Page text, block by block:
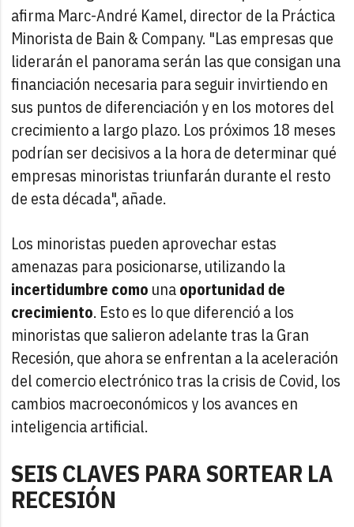
afirma Marc-André Kamel, director de la Práctica
Minorista de Bain & Company. "Las empresas que
liderarán el panorama serán las que consigan una
financiación necesaria para seguir invirtiendo en
sus puntos de diferenciación y en los motores del
crecimiento a largo plazo. Los próximos 18 meses
podrían ser decisivos a la hora de determinar qué
empresas minoristas triunfarán durante el resto
de esta década", añade.
Los minoristas pueden aprovechar estas
amenazas para posicionarse, utilizando la
incertidumbre como unaoportunidad de
crecimiento. Esto es lo que diferenció a los
minoristas que salieron adelante tras la Gran
Recesión, que ahora se enfrentan a la aceleración
del comercio electrónico tras la crisis de Covid, los
cambios macroeconómicos y los avances en
inteligencia artificial.
SEIS CLAVES PARA SORTEAR LA
RECESIÓN